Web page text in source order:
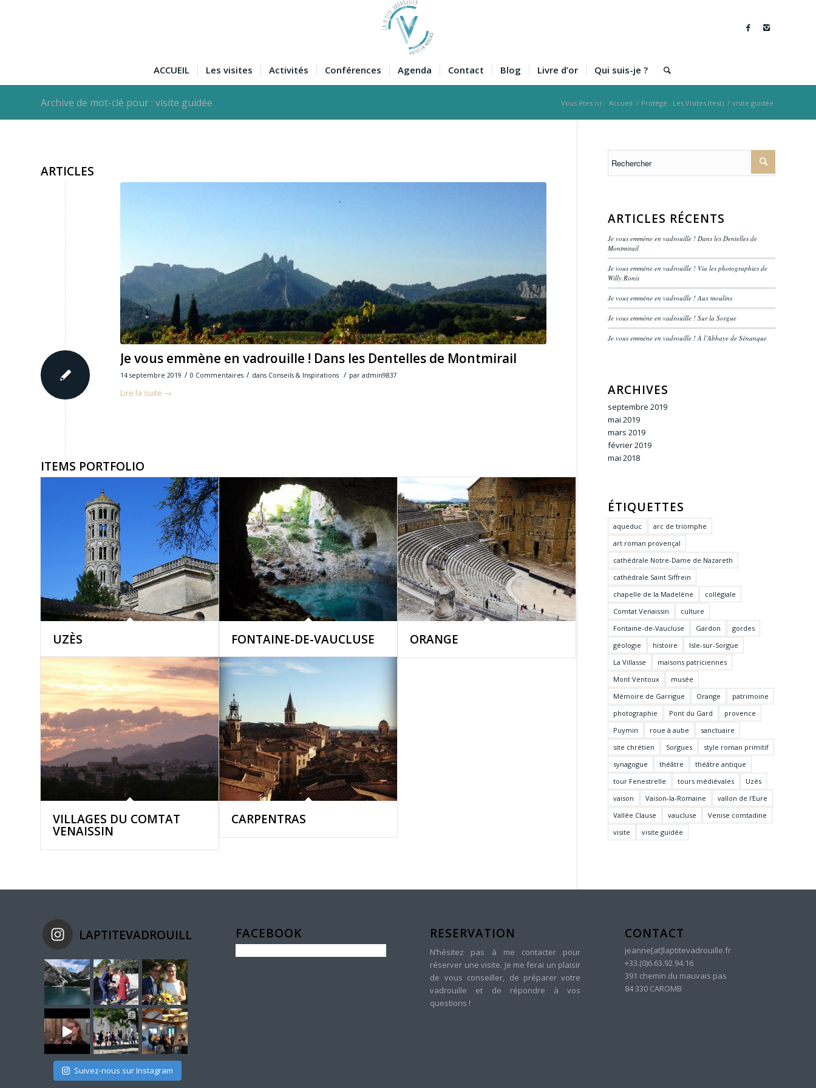
ACCUEIL Les visites Activités Conférences Agenda Contact Blog Livre d’or Qui suis-je ?
Archive de mot-clé pour : visite guidée Vous êtes ici : Accueil / Protégé : Les Visites (test) / visite guidée
ARTICLES
Je vous emmène en vadrouille ! Dans les Dentelles de Montmirail
14 septembre 2019 / 0 Commentaires / dans Conseils & Inspirations / par admin9837
Lire la suite →
ITEMS PORTFOLIO
UZÈS FONTAINE-DE-VAUCLUSE ORANGE
VILLAGES DU COMTAT
VENAISSIN
CARPENTRAS
ARTICLES RÉCENTS
Je vous emmène en vadrouille ! Dans les Dentelles de
Montmirail
Je vous emmène en vadrouille ! Via les photographies de
Willy Ronis
Je vous emmène en vadrouille ! Aux moulins
Je vous emmène en vadrouille ! Sur la Sorgue
Je vous emmène en vadrouille ! À l’Abbaye de Sénanque
ARCHIVES
septembre 2019
mai 2019
mars 2019
février 2019
mai 2018
ÉTIQUETTES
aqueduc
arc de triomphe
art roman provençal
cathédrale Notre-Dame de Nazareth
cathédrale Saint Siffrein
chapelle de la Madelène
collégiale
Comtat Venaissin
culture
Fontaine-de-Vaucluse
Gardon
gordes
géologie
histoire
Isle-sur-Sorgue
La Villasse
maisons patriciennes
Mont Ventoux
musée
Mémoire de Garrigue
Orange
patrimoine
photographie
Pont du Gard
provence
Puymin
roue à aube
sanctuaire
site chrétien
Sorgues
style roman primitif
synagogue
théâtre
théâtre antique
tour Fenestrelle
tours médiévales
Uzès
vaison
Vaison-la-Romaine
vallon de l'Eure
Vallée Clause
vaucluse
Venise comtadine
visite
visite guidée
LAPTITEVADROUILLE
Suivez-nous sur Instagram
FACEBOOK RESERVATION
N’hésitez pas à me contacter pour
réserver une visite. Je me ferai un plaisir
de vous conseiller, de préparer votre
vadrouille et de répondre à vos
questions !
CONTACT
jeanne[at]laptitevadrouille.fr
+33.(0)6.63.92.94.16
391 chemin du mauvais pas
84 330 CAROMB